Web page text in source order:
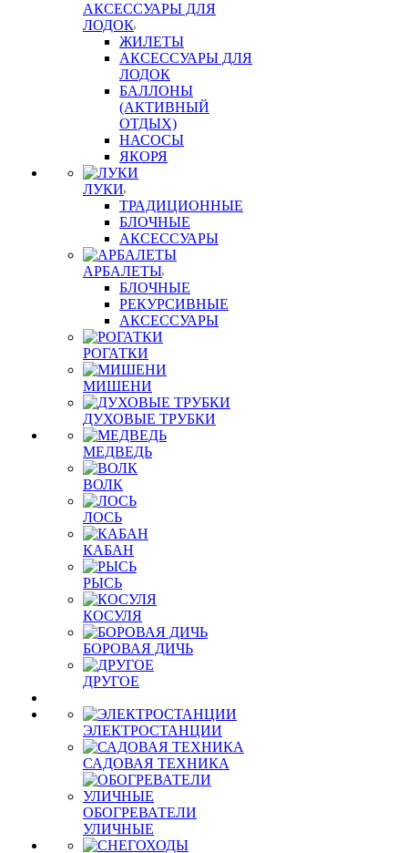
АКСЕССУАРЫ ДЛЯ
ЛОДОК
ЖИЛЕТЫ
АКСЕССУАРЫ ДЛЯ
ЛОДОК
БАЛЛОНЫ
(АКТИВНЫЙ
ОТДЫХ)
НАСОСЫ
ЯКОРЯ
ЛУКИ
ТРАДИЦИОННЫЕ
БЛОЧНЫЕ
АКСЕССУАРЫ
АРБАЛЕТЫ
БЛОЧНЫЕ
РЕКУРСИВНЫЕ
АКСЕССУАРЫ
РОГАТКИ
МИШЕНИ
ДУХОВЫЕ ТРУБКИ
МЕДВЕДЬ
ВОЛК
ЛОСЬ
КАБАН
РЫСЬ
КОСУЛЯ
БОРОВАЯ ДИЧЬ
ДРУГОЕ
ЭЛЕКТРОСТАНЦИИ
САДОВАЯ ТЕХНИКА
ОБОГРЕВАТЕЛИ
УЛИЧНЫЕ